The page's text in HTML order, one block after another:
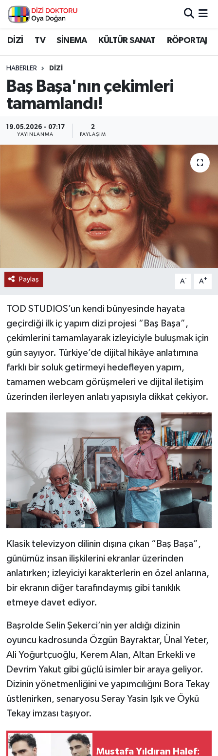
DİZİ TV SİNEMA KÜLTÜR SANAT RÖPORTAJ
HABERLER DİZİ
Baş Başa'nın çekimleri
tamamlandı!
19.05.2026 - 07:17
YAYINLANMA
2
PAYLAŞIM
Paylaş A- A+
TOD STUDIOS’un kendi bünyesinde hayata
geçirdiği ilk iç yapım dizi projesi “Baş Başa”,
çekimlerini tamamlayarak izleyiciyle buluşmak için
gün sayıyor. Türkiye’de dijital hikâye anlatımına
farklı bir soluk getirmeyi hedefleyen yapım,
tamamen webcam görüşmeleri ve dijital iletişim
üzerinden ilerleyen anlatı yapısıyla dikkat çekiyor.
Klasik televizyon dilinin dışına çıkan “Baş Başa”,
günümüz insan ilişkilerini ekranlar üzerinden
anlatırken; izleyiciyi karakterlerin en özel anlarına,
bir ekranın diğer tarafındaymış gibi tanıklık
etmeye davet ediyor.
Başrolde Selin Şekerci’nin yer aldığı dizinin
oyuncu kadrosunda Özgün Bayraktar, Ünal Yeter,
Ali Yoğurtçuoğlu, Kerem Alan, Altan Erkekli ve
Devrim Yakut gibi güçlü isimler bir araya geliyor.
Dizinin yönetmenliğini ve yapımcılığını Bora Tekay
üstlenirken, senaryosu Seray Yasin Işık ve Öykü
Tekay imzası taşıyor.
Mustafa Yıldıran Halef:
İstanbul Nöbetçi Eczaneler
İstanbul Namaz Vakitleri
İstanbul Trafik Yoğunluk Haritası
Süper Lig Puan Durumu ve Fikstür
Tüm Manşetler
Son Dakika Haberleri
Haber Arşivi